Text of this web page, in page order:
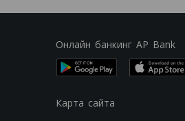
Онлайн банкинг AP Bank
Карта сайта